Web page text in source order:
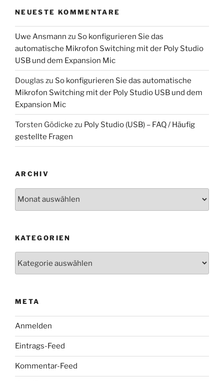
NEUESTE KOMMENTARE
Uwe Ansmann zu So konfigurieren Sie das
automatische Mikrofon Switching mit der Poly Studio
USB und dem Expansion Mic
Douglas zu So konfigurieren Sie das automatische
Mikrofon Switching mit der Poly Studio USB und dem
Expansion Mic
Torsten Gödicke zu Poly Studio (USB) – FAQ / Häufig
gestellte Fragen
ARCHIV
KATEGORIEN
META
Anmelden
Eintrags-Feed
Kommentar-Feed